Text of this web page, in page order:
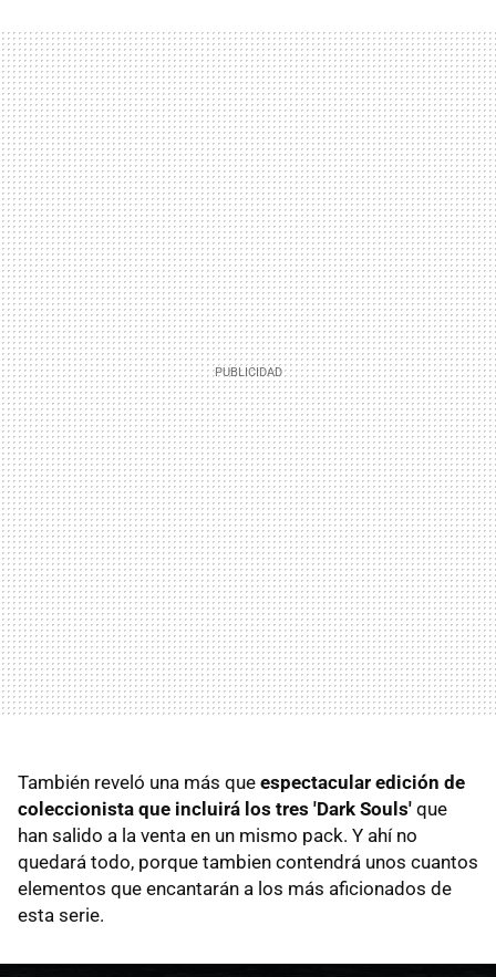
También reveló una más que espectacular edición de
coleccionista que incluirá los tres 'Dark Souls' que
han salido a la venta en un mismo pack. Y ahí no
quedará todo, porque tambien contendrá unos cuantos
elementos que encantarán a los más aficionados de
esta serie.